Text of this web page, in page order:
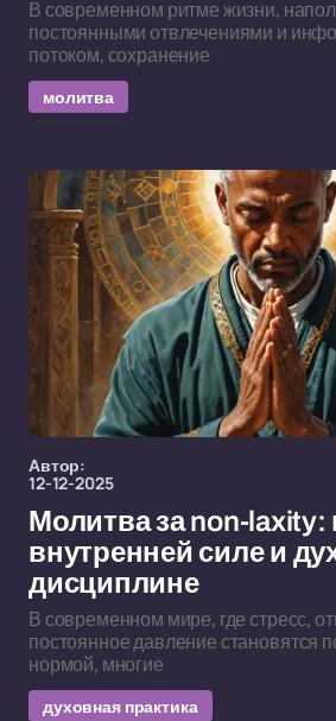
В современном ритме жизни,
постоянными отвлечениями и
потоком, сохранение
молитва
Автор:
12-12-2025
Молитва за non-laxity:
внутренней силе и
дисциплине
В современном мире, где стресс,
постоянное давление становятся
нормой, многие
духовная практика